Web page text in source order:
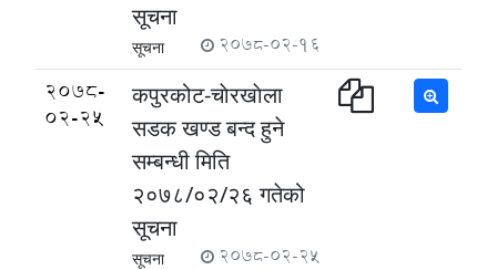
सूचना
सूचना 2078-02-16
2078-
02-25
कपुरकोट-चाेरखाेला
सडक खण्ड बन्द हुने
सम्बन्धी मिति
२०७८/०२/२६ गतेको
सूचना
सूचना 2078-02-25